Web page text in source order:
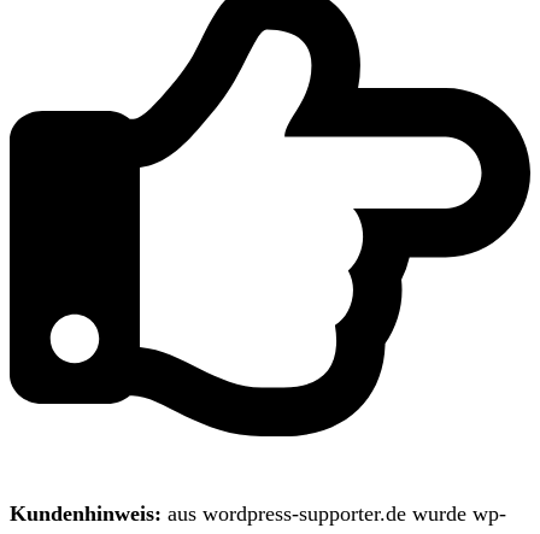
Kundenhinweis: aus wordpress-supporter.de wurde wp-